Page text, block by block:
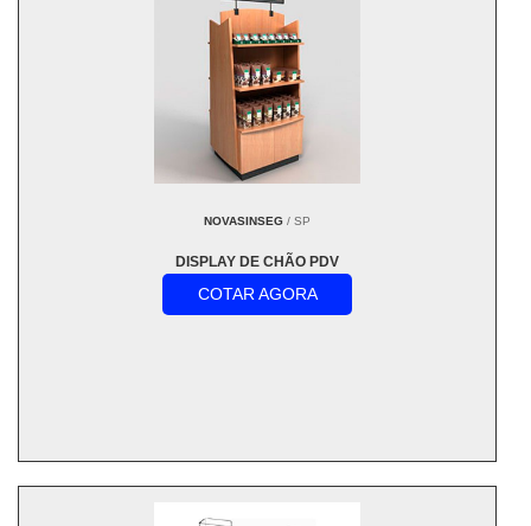
NOVASINSEG / SP
DISPLAY DE CHÃO PDV
COTAR AGORA